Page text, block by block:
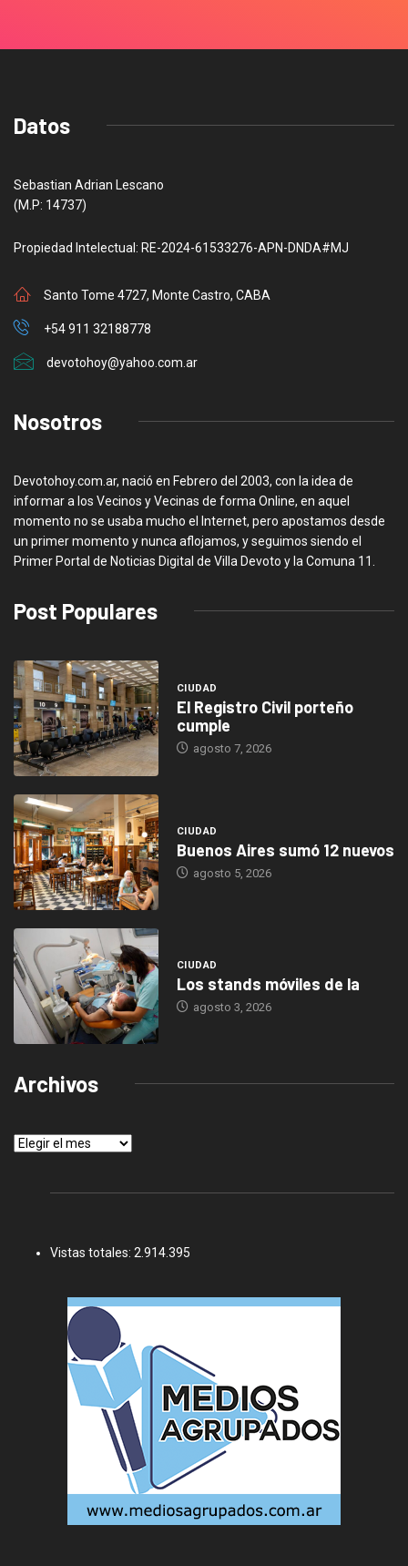
Datos
Sebastian Adrian Lescano
(M.P: 14737)
Propiedad Intelectual: RE-2024-61533276-APN-DNDA#MJ
Santo Tome 4727, Monte Castro, CABA
+54 911 32188778
devotohoy@yahoo.com.ar
Nosotros
Devotohoy.com.ar, nació en Febrero del 2003, con la idea de
informar a los Vecinos y Vecinas de forma Online, en aquel
momento no se usaba mucho el Internet, pero apostamos desde
un primer momento y nunca aflojamos, y seguimos siendo el
Primer Portal de Noticias Digital de Villa Devoto y la Comuna 11.
Post Populares
CIUDAD
El Registro Civil porteño
cumple
agosto 7, 2026
CIUDAD
Buenos Aires sumó 12 nuevos
agosto 5, 2026
CIUDAD
Los stands móviles de la
agosto 3, 2026
Archivos
Archivos
Vistas totales: 2.914.395